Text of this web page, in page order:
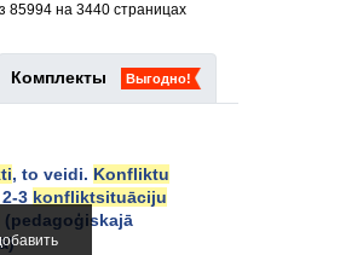
85994 на 3440 страницах
Комплекты Выгодно!
, to veidi. Konfliktu
3 konfliktsituāciju
(pedagoģiskajā